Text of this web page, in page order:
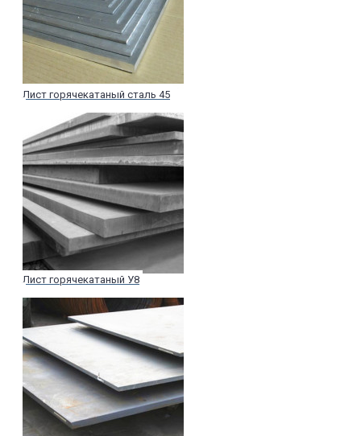
Лист горячекатаный сталь 45
Лист горячекатаный У8